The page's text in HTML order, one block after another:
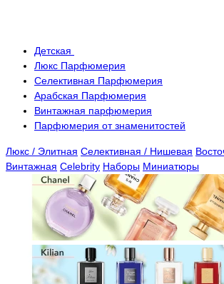
Детская
Люкс Парфюмерия
Селективная Парфюмерия
Арабская Парфюмерия
Винтажная парфюмерия
Парфюмерия от знаменитостей
Люкс / Элитная Селективная / Нишевая
Винтажная Celebrity Наборы Миниатюры